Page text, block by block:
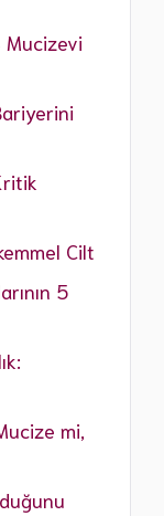
Cilt
5
mi,